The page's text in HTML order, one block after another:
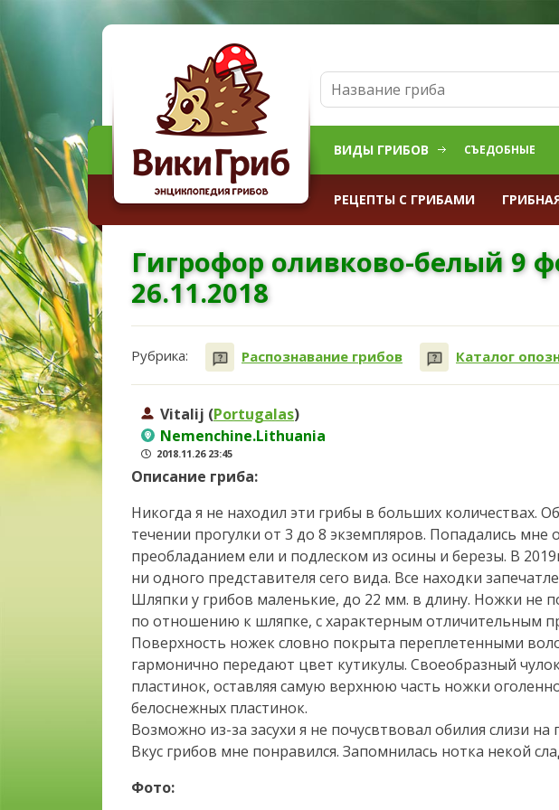
ВИДЫ ГРИБОВ СЪЕДОБНЫЕ
РЕЦЕПТЫ С ГРИБАМИ
Гигрофор оливково-белый 9
26.11.2018
Рубрика: Распознавание грибов Каталог
Vitalij (Portugalas)
Nemenchine.Lithuania
2018.11.26 23:45
Описание гриба:
Никогда я не находил эти грибы в больших количествах.
течении прогулки от 3 до 8 экземпляров. Попадались мне
преобладанием ели и подлеском из осины и березы. В
ни одного представителя сего вида. Все находки
Шляпки у грибов маленькие, до 22 мм. в длину. Ножки не
по отношению к шляпке, с характерным отличительным
Поверхность ножек словно покрыта переплетенными
гармонично передают цвет кутикулы. Своеобразный
пластинок, оставляя самую верхнюю часть ножки
белоснежных пластинок.
Возможно из-за засухи я не почусвтвовал обилия слизи на
Вкус грибов мне понравился. Запомнилась нотка некой
Фото: